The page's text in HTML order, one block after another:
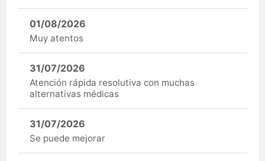
01/08/2026
Muy atentos
31/07/2026
Atención rápida resolutiva con muchas
alternativas médicas
31/07/2026
Se puede mejorar